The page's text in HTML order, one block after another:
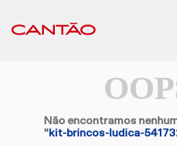
Não encontramos
"kit-brincos-ludica-